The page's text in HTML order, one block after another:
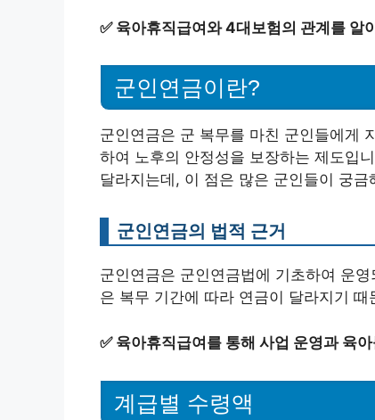
✅ 육아휴직급여와 4대보험의 관계를 알
군인연금이란?
군인연금은 군 복무를 마친 군인들에게
하여 노후의 안정성을 보장하는 제도입
달라지는데, 이 점은 많은 군인들이 궁금
군인연금의 법적 근거
군인연금은 군인연금법에 기초하여 운
은 복무 기간에 따라 연금이 달라지기
✅ 육아휴직급여를 통해 사업 운영과 육
계급별 수령액